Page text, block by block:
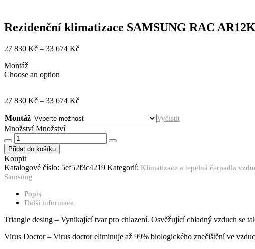
Rezidenční klimatizace SAMSUNG RAC
27 830 Kč – 33 674 Kč
Montáž
Choose an option
27 830 Kč – 33 674 Kč
Montáž Vyčistit
Množství Množství
Přidat do košíku
Koupit
Katalogové číslo: 5ef52f3c4219 Kategorií: Klimatizace a tepelná čerpadla
Samsung
Popis
Další informace
Triangle desing – Vynikající tvar pro chlazení. Osvěžující chladný vzduch se
Virus Doctor – Virus doctor eliminuje až 99% biologického znečištění ve